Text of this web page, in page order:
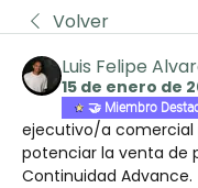
Volver
Luis Felipe
15 de enero de
🤝 Miembro
ejecutivo/a comercial
potenciar la venta de
Continuidad Advance.